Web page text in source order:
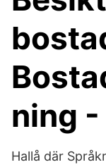
ning
Hallå där